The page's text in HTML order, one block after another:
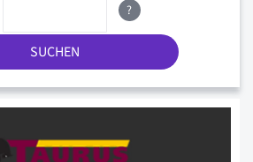
?
SUCHEN